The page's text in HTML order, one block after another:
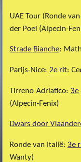
UAE Tour (Ronde
der Poel (Alpecin-
Strade Bianche:
Parijs-Nice: 2e rit:
Tirreno-Adriatico: 3e
(Alpecin-Fenix)
Dwars door
Ronde van Italië: 3e
Wanty)